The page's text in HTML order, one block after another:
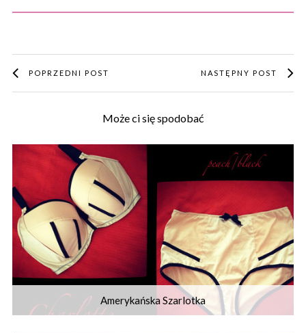
POPRZEDNI POST NASTĘPNY POST
Może ci się spodobać
Amerykańska Szarlotka